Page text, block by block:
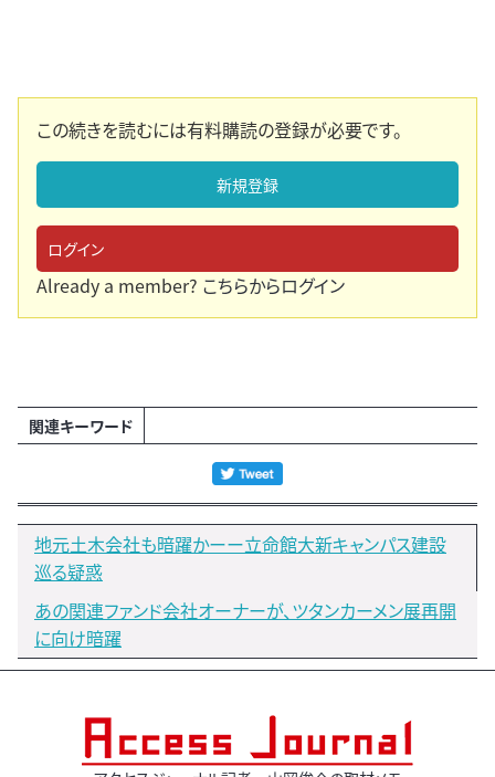
この続きを読むには有料購読の登録が必要です。
新規登録
ログイン
Already a member? こちらからログイン
関連キーワード
地元土木会社も暗躍かーー立命館大新キャンパス建設
巡る疑惑
あの関連ファンド会社オーナーが、ツタンカーメン展再開
に向け暗躍